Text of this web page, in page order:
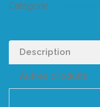
Catégorie :
Description
Autres produits